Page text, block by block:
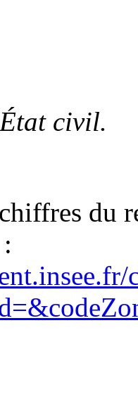
civil.
du